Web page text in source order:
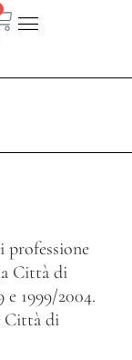
professione
Città di
1999/2004.
Città di